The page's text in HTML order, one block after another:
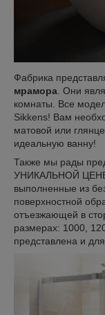
Фабрика
мрамора. Они
комнаты. Все
Sikkens! Вам
матовой или
идеальную ванну!
Также мы рады
УНИКАЛЬНОЙ
выполненные из
поверхностной
отъезжающей в
размерах: 1000,
представлена и